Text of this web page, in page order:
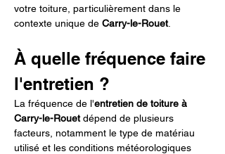
votre toiture, particulièrement dans le
contexte unique de Carry-le-Rouet.
À quelle fréquence faire
l'entretien ?
La fréquence de l'entretien de toiture à
Carry-le-Rouet dépend de plusieurs
facteurs, notamment le type de matériau
utilisé et les conditions météorologiques